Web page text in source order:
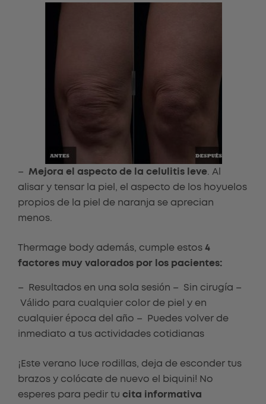
– Mejora el aspecto de la celulitis leve. Al
alisar y tensar la piel, el aspecto de los hoyuelos
propios de la piel de naranja se aprecian
menos.
Thermage body además, cumple estos 4
factores muy valorados por los pacientes:
– Resultados en una sola sesión – Sin cirugía –
Válido para cualquier color de piel y en
cualquier época del año – Puedes volver de
inmediato a tus actividades cotidianas
¡Este verano luce rodillas, deja de esconder tus
brazos y colócate de nuevo el biquini! No
esperes para pedir tu cita informativa